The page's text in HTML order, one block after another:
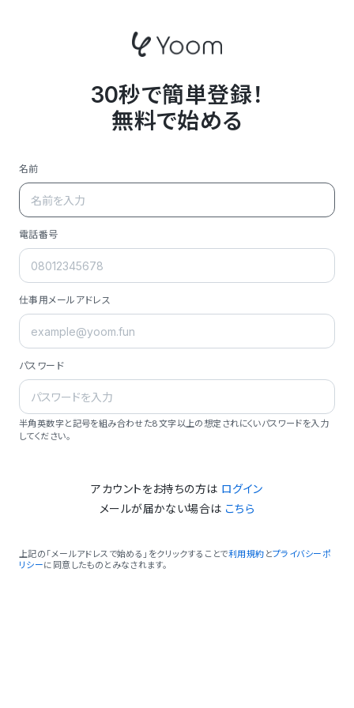
30秒で簡単登録！
無料で始める
名前
電話番号
仕事用メールアドレス
パスワード
半角英数字と記号を組み合わせた8文字以上の想定されにくいパスワードを入力
してください。
アカウントをお持ちの方は ログイン
メールが届かない場合は こちら
上記の「メールアドレスで始める」をクリックすることで利用規約 とプライバシーポ
リシーに同意したものとみなされます。